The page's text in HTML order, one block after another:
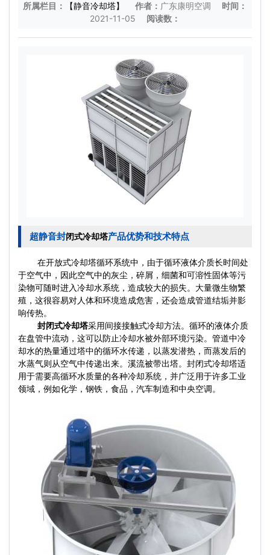
所属栏目： 【静音冷却塔】 作者： 广东康明空调
时间：
2021-11-05
阅读数：
超静音封闭式冷却塔产品优势和技术特点
在开放式冷却塔循环系统中，由于循环液体介质长时间处
于空气中，因此空气中的灰尘，碎屑，细菌和可溶性固体等污
染物可随时进入冷却水系统，造成较大的损失。大量微生物繁
殖，这很容易对人体和环境造成危害，还会造成管道结垢并影
响传热。
封闭式冷却塔采用间接接触式冷却方法。循环的液体介质
在盘管中流动，这可以防止冷却水被外部环境污染。管道中冷
却水的热量通过塔中的循环水传递，以蒸发潜热，而蒸发后的
水蒸气则从空气中传递出来。溪流被带出塔。封闭式冷却塔适
用于需要高循环水质量的各种冷却系统，并广泛用于许多工业
领域，例如化学，钢铁，食品，汽车制造和中央空调。